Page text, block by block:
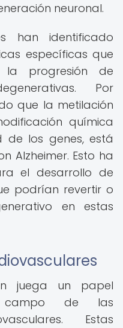
neuronal.
han identificado
específicas que
progresión de
Por
que la metilación
química
de los genes, está
Alzheimer. Esto ha
el desarrollo de
podrían revertir o
en estas
juega un papel
de las
Estas